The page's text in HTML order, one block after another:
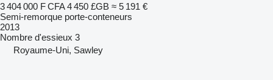
3 404 000 F CFA 4 450 £GB ≈ 5 191 €
Semi-remorque porte-conteneurs
2013
Nombre d'essieux 3
Royaume-Uni, Sawley